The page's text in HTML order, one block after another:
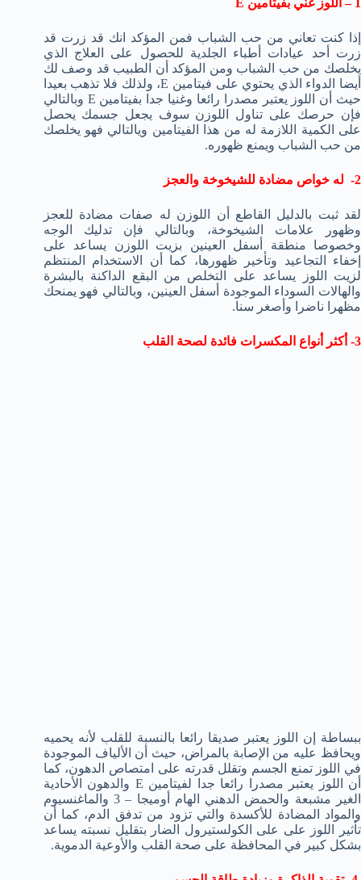
إذا كنت تعاني من حب الشباب فمن المؤكد انك قد زرت قد
زرت أحد عيادات أطباء الجلدية للحصول على العلاج الذي
يخلصك من حب الشباب ومن المؤكد أن الطبيب قد وصف لك
أيضا الدواء الذي يحتوي على فيتامين E، ولذلك فلا تذهب بعيدا
حيث أن اللوز يعتبر مصدرا رائعا وغنيا جدا بفيتامين E وبالتالي
فإن حرصك على تناول اللوزن سوف يجعل جسمك يحصل
على الكمية اللازمة له من هذا الفيتامين ويالتالي فهو يخلصك
من حب الشباب ويمنع ظهوره.
2- له خواص مضادة للشيخوخة والعجز
لقد ثبت بالدليل القاطع أن اللوزن له صفات مضادة للعجز
وظهور علامات الشيخوخة، وبالتالي فإن تدليك الوجه
وخصوصا منطقة أسفل العينين بزيت اللوزن يساعد على
إخفاء التجاعيد وتأخير ظهورها، كما أن الاستخدام المنتظم
لزيت اللوز يساعد على التخلص من البقع الداكنة بالبشرة
والهالات السوداء الموجودة أسفل العينين، وبالتالي فهو يمنحك
مظهرا ناضرا وأصغر سنا.
3- أكثر أنواع المكسرات فائدة لصحة القلب
ببساطة إن اللوز يعتبر صديقا رائعا بالنسبة للقلب لأنه يحميه
ويحافظ عليه من الإصابة بالمراض، حيث أن الألياف الموجودة
في اللوز تمنع الجسم وتقلل قدرته على امتصاص الدهون، كما
أن اللوز يعتبر مصدرا رائعا جدا لفيتامين E والدهون الأحادية
الغير مشبعة والحمض الدهني الهام أوميجا – 3 والماغنسيوم
والمواد المضادة للأكسدة والتي تزود من تدفق الدم، كما أن
تأثير اللوز على على الكولستيرول الضار بتقليل نسبته يساعد
بشكل كبير في المحافظة على صحة القلب والأوعية الدموية.